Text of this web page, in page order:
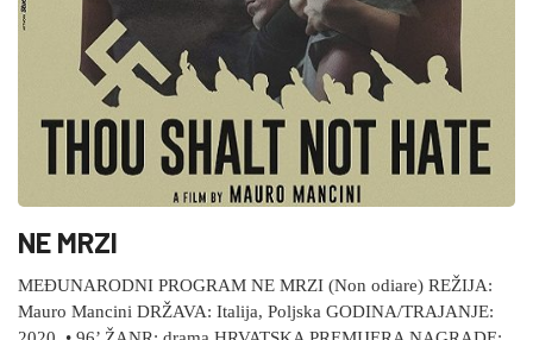
NE MRZI
MEĐUNARODNI PROGRAM NE MRZI (Non odiare) REŽIJA:
Mauro Mancini DRŽAVA: Italija, Poljska GODINA/TRAJANJE: